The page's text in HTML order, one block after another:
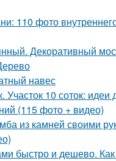
110 фото
Декоративный
навес
Участок 10 соток:
(115 фото + видео)
из камней своими
быстро и дешево.